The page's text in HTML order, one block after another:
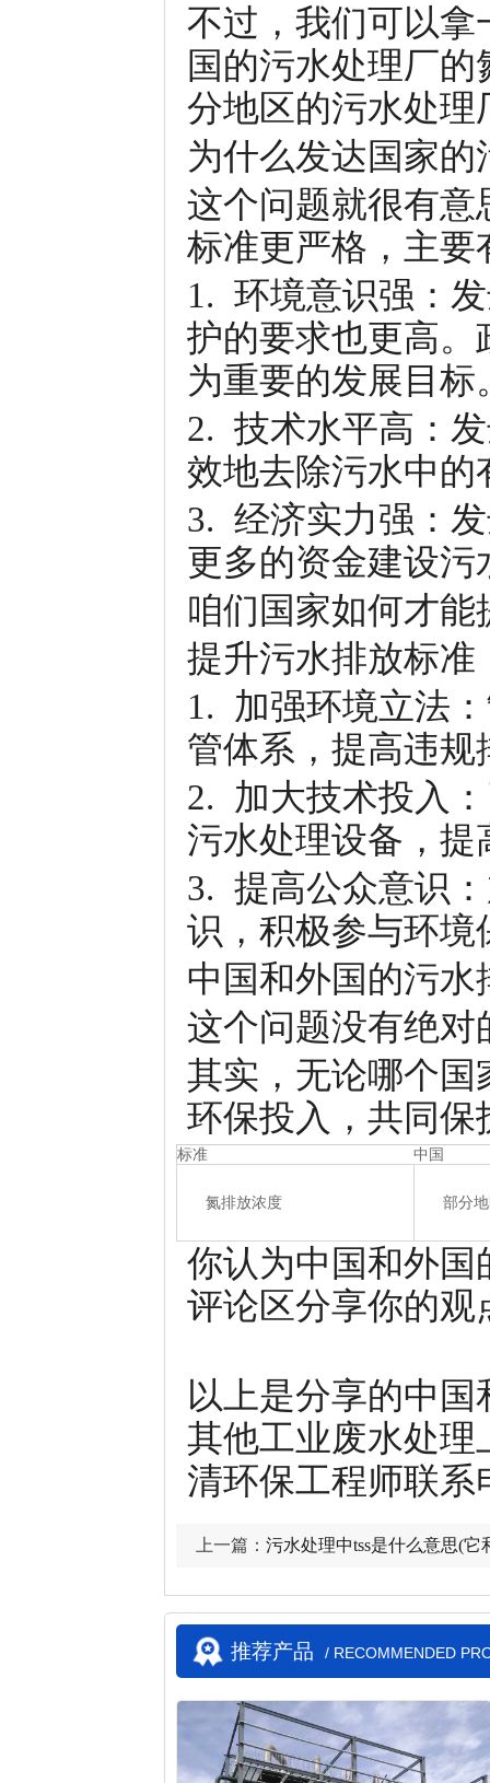
不过，我们可以拿
国的污水处理厂
分地区的污水处理
为什么发达国家
这个问题就很有意
标准更严格，主要
1. 环境意识强：
护的要求也更高。
为重要的发展目标
2. 技术水平高：
效地去除污水中的
3. 经济实力强：
更多的资金建设
咱们国家如何才
提升污水排放标准
1. 加强环境立法
管体系，提高违
2. 加大技术投入
污水处理设备，提
3. 提高公众意识
识，积极参与环境
中国和外国的污
这个问题没有绝对
其实，无论哪个国
环保投入，共同保
标准 中国
氮排放浓度 部分
你认为中国和外国
评论区分享你的观
以上是分享的中
其他工业废水处
清环保工程师联系
上一篇： 污水处理中tss是什么意思(它
推荐产品 / RECOMMENDED